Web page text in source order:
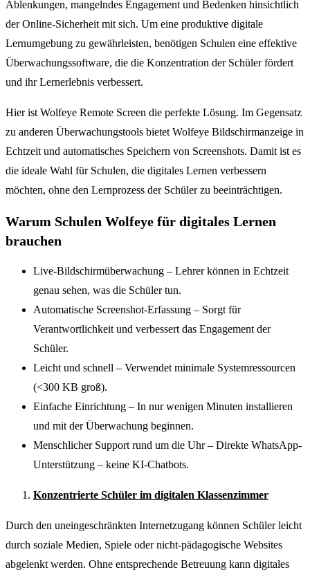
Ablenkungen, mangelndes Engagement und Bedenken hinsichtlich
der Online-Sicherheit mit sich. Um eine produktive digitale
Lernumgebung zu gewährleisten, benötigen Schulen eine effektive
Überwachungssoftware, die die Konzentration der Schüler fördert
und ihr Lernerlebnis verbessert.
Hier ist Wolfeye Remote Screen die perfekte Lösung. Im Gegensatz
zu anderen Überwachungstools bietet Wolfeye Bildschirmanzeige in
Echtzeit und automatisches Speichern von Screenshots. Damit ist es
die ideale Wahl für Schulen, die digitales Lernen verbessern
möchten, ohne den Lernprozess der Schüler zu beeinträchtigen.
Warum Schulen Wolfeye für digitales Lernen
brauchen
Live-Bildschirmüberwachung – Lehrer können in Echtzeit
genau sehen, was die Schüler tun.
Automatische Screenshot-Erfassung – Sorgt für
Verantwortlichkeit und verbessert das Engagement der
Schüler.
Leicht und schnell – Verwendet minimale Systemressourcen
(<300 KB groß).
Einfache Einrichtung – In nur wenigen Minuten installieren
und mit der Überwachung beginnen.
Menschlicher Support rund um die Uhr – Direkte WhatsApp-
Unterstützung – keine KI-Chatbots.
Konzentrierte Schüler im digitalen Klassenzimmer
Durch den uneingeschränkten Internetzugang können Schüler leicht
durch soziale Medien, Spiele oder nicht-pädagogische Websites
abgelenkt werden. Ohne entsprechende Betreuung kann digitales